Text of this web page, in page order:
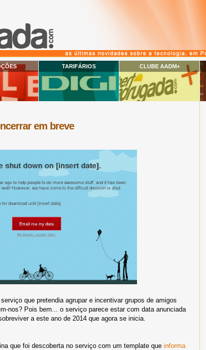
TARIFÁRIOS CLUBE AADM+
em breve
que pretendia agrupar e incentivar grupos de amigos
nos? Pois bem... o serviço parece estar com data anunciada
a este ano de 2014 que agora se inicia.
que foi descoberta no serviço com um template que informa